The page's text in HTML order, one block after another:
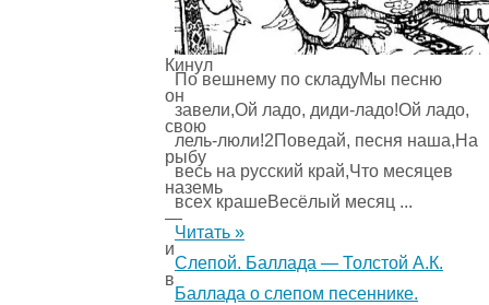
Кинул
он
свою
рыбу
наземь
—
и
в
По вешнему по складуМы песню
завели,Ой ладо, диди-ладо!Ой ладо,
лель-люли!2Поведай, песня наша,На
весь на русский край,Что месяцев
всех крашеВесёлый месяц ...
Читать »
Слепой. Баллада — Толстой А.К.
Баллада о слепом песеннике.